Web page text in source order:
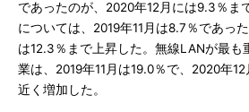
であったのが、2020年12月には9.3％ま
については、2019年11月は8.7％であっ
は12.3％まで上昇した。無線LANが最も
業は、2019年11月は19.0％で、2020年
近く増加した。